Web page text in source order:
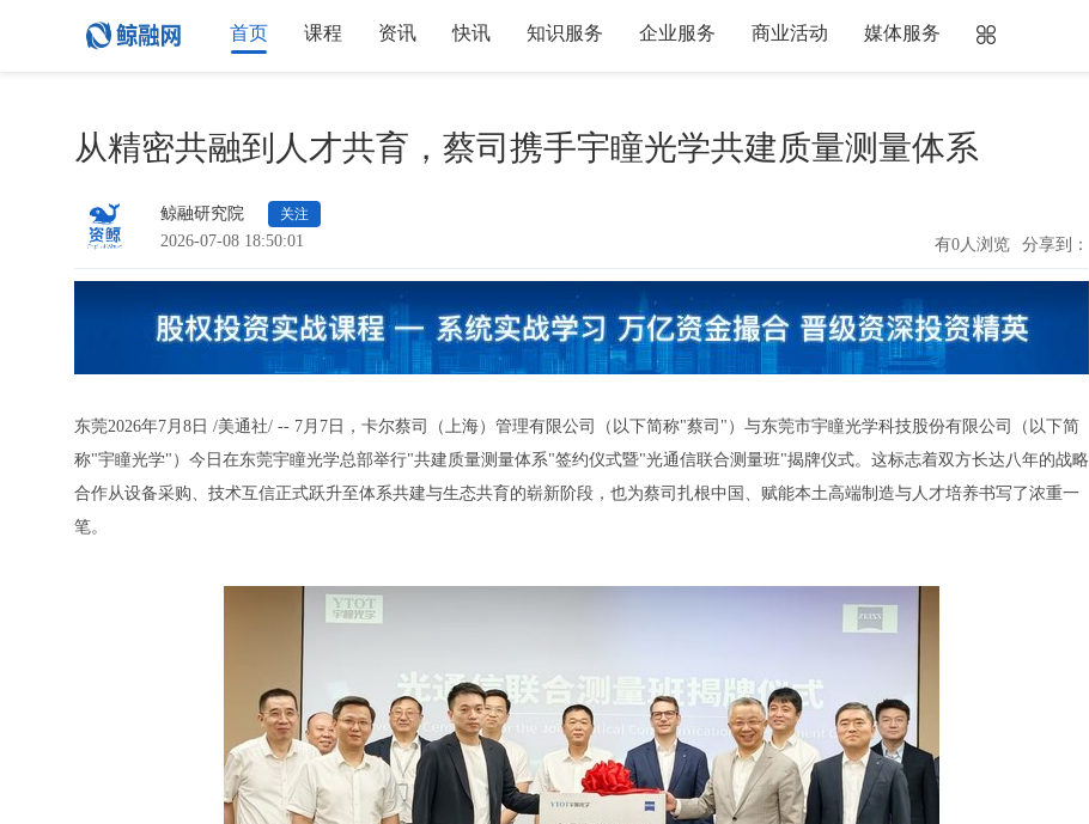
首页 课程 资讯 快讯 知识服务 企业服务 商业活动 媒体服务
从精密共融到人才共育，蔡司携手宇瞳光学共建质量测量体系
鲸融研究院 关注
2026-07-08 18:50:01 有0人浏览 分享到：
东莞2026年7月8日 /美通社/ -- 7月7日， 卡尔蔡司（上海）管理有限公司（以下简称"蔡司"）与东莞市宇瞳光学科技股份有限公司（以下简
称"宇瞳光学"）今日在东莞宇瞳光学总部举行"共建质量测量体系"签约仪式暨"光通信联合测量班"揭牌仪式。这标志着双方长达八年的战略
合作从设备采购、技术互信正式跃升至体系共建与生态共育的崭新阶段，也为蔡司扎根中国、赋能本土高端制造与人才培养书写了浓重一
笔。